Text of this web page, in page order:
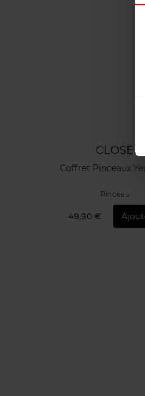
CLOSE
Coffret Pinceaux
Pinceau
49,90 €